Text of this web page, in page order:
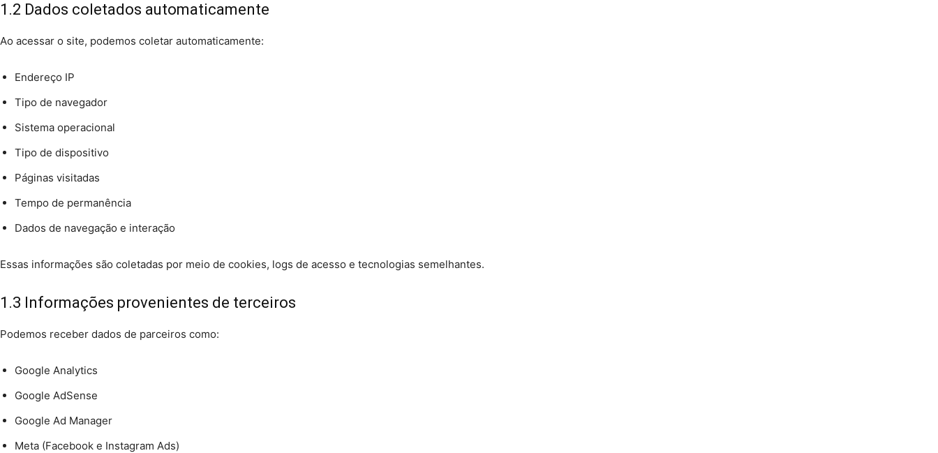
1.2 Dados coletados automaticamente
Ao acessar o site, podemos coletar automaticamente:
Endereço IP
Tipo de navegador
Sistema operacional
Tipo de dispositivo
Páginas visitadas
Tempo de permanência
Dados de navegação e interação
Essas informações são coletadas por meio de cookies, logs de acesso e tecnologias semelhantes.
1.3 Informações provenientes de terceiros
Podemos receber dados de parceiros como:
Google Analytics
Google AdSense
Google Ad Manager
Meta (Facebook e Instagram Ads)